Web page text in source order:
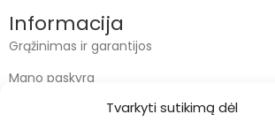
Tvarkyti sutikimą dėl
Informacija
Grąžinimas ir garantijos
Mano paskyra